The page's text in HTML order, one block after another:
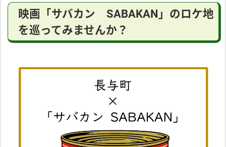
映画「サバカン SABAKAN」のロケ地
を巡ってみませんか？